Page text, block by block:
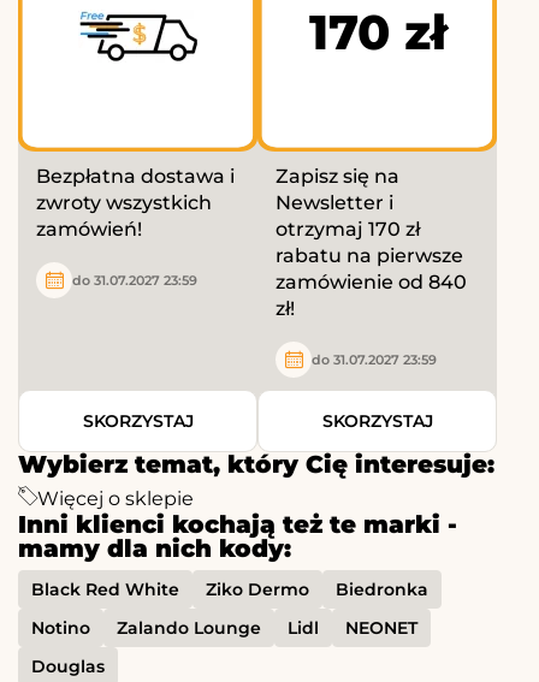
Wybierz temat, który Cię interesuje:
Więcej o sklepie
Inni klienci kochają też te marki -
mamy dla nich kody:
Black Red White Ziko Dermo
Biedronka
Notino
Zalando Lounge Lidl
NEONET
Douglas
Bezpłatna dostawa i
zwroty wszystkich
zamówień!
do 31.07.2027 23:59
SKORZYSTAJ
170 zł
Zapisz się na
Newsletter i
otrzymaj 170 zł
rabatu na pierwsze
zamówienie od 840
zł!
do 31.07.2027 23:59
SKORZYSTAJ